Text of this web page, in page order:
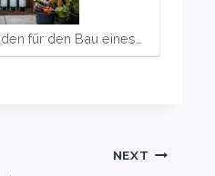
für den Bau eines…
NEXT